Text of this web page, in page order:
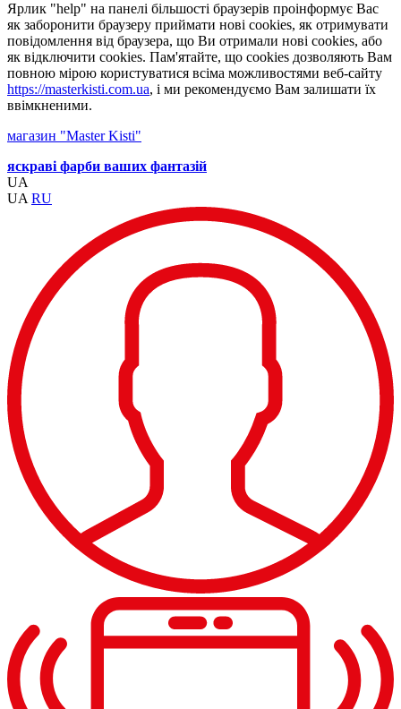
Ярлик "help" на панелі більшості браузерів проінформує Вас
як заборонити браузеру приймати нові cookies, як отримувати
повідомлення від браузера, що Ви отримали нові cookies, або
як відключити cookies. Пам'ятайте, що cookies дозволяють Вам
повною мірою користуватися всіма можливостями веб-сайту
https://masterkisti.com.ua, і ми рекомендуємо Вам залишати їх
ввімкненими.
магазин "Master Kisti"
яскраві фарби ваших фантазій
UA
UA RU